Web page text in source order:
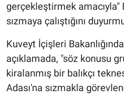
gerçekleştirmek amacıyla"
sızmaya çalıştığını
Kuveyt İçişleri
açıklamada, "söz konusu
kiralanmış bir balıkçı
Adası'na sızmakla